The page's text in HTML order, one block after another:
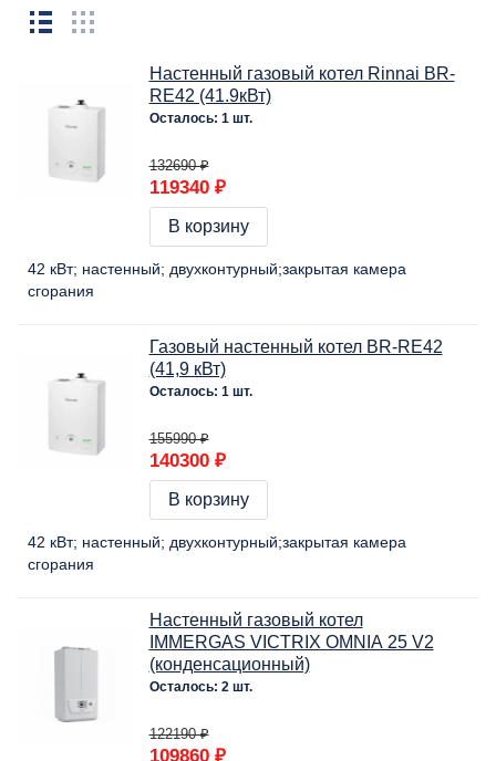
Настенный газовый котел Rinnai BR-
RE42 (41.9кВт)
Осталось: 1 шт.
132690 ₽
119340 ₽
В корзину
42 кВт настенный двухконтурный закрытая камера
сгорания
Газовый настенный котел BR-RЕ42
(41,9 кВт)
Осталось: 1 шт.
155990 ₽
140300 ₽
В корзину
42 кВт настенный двухконтурный закрытая камера
сгорания
Настенный газовый котел
IMMERGAS VICTRIX OMNIA 25 V2
(конденсационный)
Осталось: 2 шт.
122190 ₽
109860 ₽